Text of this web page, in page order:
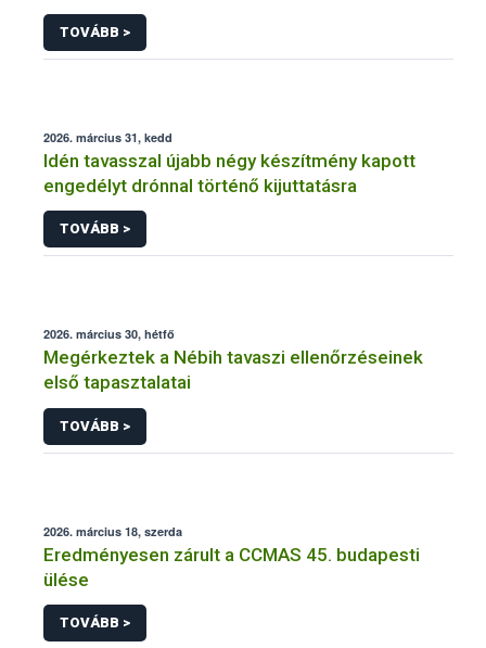
TOVÁBB >
2026. március 31, kedd
Idén tavasszal újabb négy készítmény kapott
engedélyt drónnal történő kijuttatásra
TOVÁBB >
2026. március 30, hétfő
Megérkeztek a Nébih tavaszi ellenőrzéseinek
első tapasztalatai
TOVÁBB >
2026. március 18, szerda
Eredményesen zárult a CCMAS 45. budapesti
ülése
TOVÁBB >